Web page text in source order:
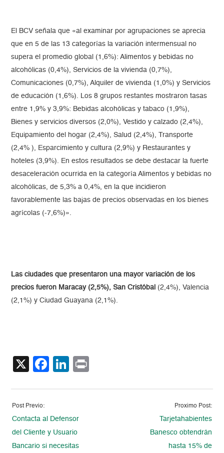
El BCV señala que «al examinar por agrupaciones se aprecia
que en 5 de las 13 categorías la variación intermensual no
supera el promedio global (1,6%): Alimentos y bebidas no
alcohólicas (0,4%), Servicios de la vivienda (0,7%),
Comunicaciones (0,7%), Alquiler de vivienda (1,0%) y Servicios
de educación (1,6%). Los 8 grupos restantes mostraron tasas
entre 1,9% y 3,9%: Bebidas alcohólicas y tabaco (1,9%),
Bienes y servicios diversos (2,0%), Vestido y calzado (2,4%),
Equipamiento del hogar (2,4%), Salud (2,4%), Transporte
(2,4% ), Esparcimiento y cultura (2,9%) y Restaurantes y
hoteles (3,9%). En estos resultados se debe destacar la fuerte
desaceleración ocurrida en la categoría Alimentos y bebidas no
alcohólicas, de 5,3% a 0,4%, en la que incidieron
favorablemente las bajas de precios observadas en los bienes
agrícolas (-7,6%)».
Las ciudades que presentaron una mayor variación de los
precios fueron Maracay (2,5%), San Cristóbal (2,4%), Valencia
(2,1%) y Ciudad Guayana (2,1%).
X Facebook
LinkedIn
Post Previo:
Contacta al Defensor
del Cliente y Usuario
Bancario si necesitas
Proximo Post:
Tarjetahabientes
Banesco obtendrán
hasta 15% de